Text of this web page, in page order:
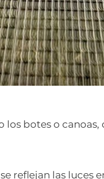
botes o
reflejan las luces